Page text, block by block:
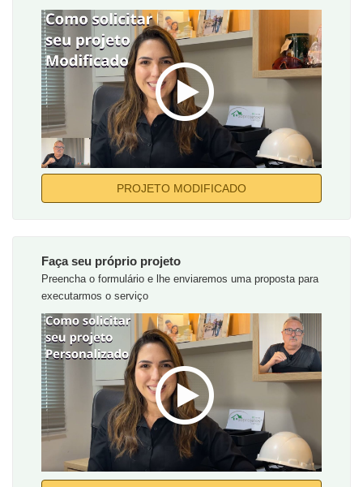
PROJETO MODIFICADO
Faça seu próprio projeto
Preencha o formulário e lhe enviaremos uma proposta para
executarmos o serviço